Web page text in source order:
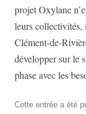
projet Oxylane
leurs collectivités,
Clément-de-
développer sur le
phase avec les
Cette entrée a été